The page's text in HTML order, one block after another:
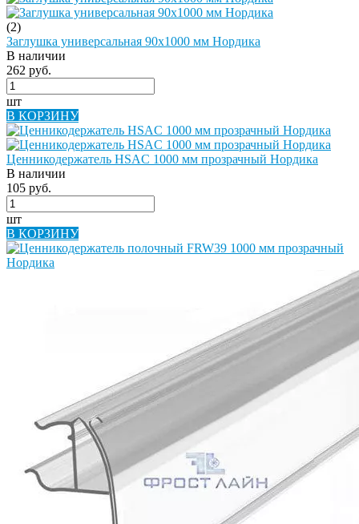
(2)
Заглушка универсальная 90х1000 мм Нордика
В наличии
262 руб.
шт
В КОРЗИНУ
Ценникодержатель HSAC 1000 мм прозрачный Нордика
В наличии
105 руб.
шт
В КОРЗИНУ